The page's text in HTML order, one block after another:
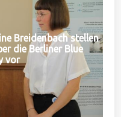
Breidenbach stellen
die Berliner Blue
vor